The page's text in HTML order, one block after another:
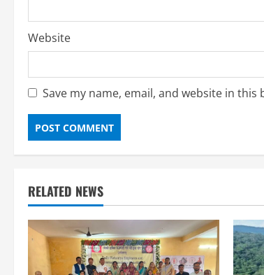
Website
Save my name, email, and website in
RELATED NEWS